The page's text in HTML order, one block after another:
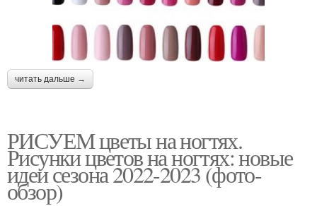
читать дальше →
РИСУЕМ цветы на ногтях.
Рисунки цветов на ногтях: новые
идеи сезона 2022-2023 (фото-
обзор)